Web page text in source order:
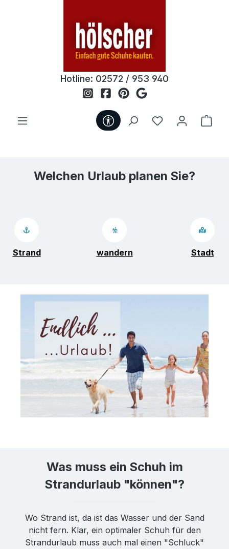
Hotline: 02572 / 953 940
Werkzeugleiste anzeigen
Du hast 0
Welchen Urlaub planen Sie?
Strand wandern Stadt
Was muss ein Schuh im
Strandurlaub "können"?
Wo Strand ist, da ist das Wasser und der Sand
nicht fern. Klar, ein optimaler Schuh für den
Strandurlaub muss auch mal einen "Schluck"